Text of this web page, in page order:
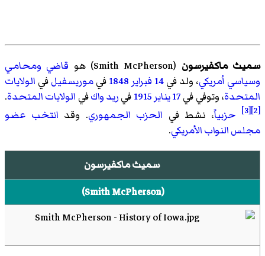
سميث ماكفيرسون (
Smith McPherson)‏ هو قاضي ومحامي
وسياسي أمريكي، ولد في14 فبراير 1848فيموريسفيلفي الولايات
المتحدة، وتوفي في17 يناير 1915فيريد واكفي الولايات المتحدة.
[2]
[3] حزبياً، نشط في الحزب الجمهوري. وقد انتخب عضو
مجلس النواب الأمريكي.
سميث ماكفيرسون
(
Smith McPherson
)‏